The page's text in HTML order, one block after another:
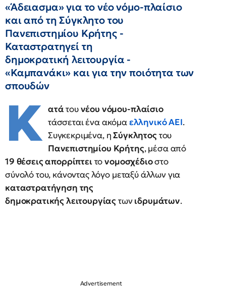
«Άδειασμα» για το νέο νόμο-πλαίσιο
και από τη Σύγκλητο του
Πανεπιστημίου Κρήτης -
Καταστρατηγεί τη
δημοκρατική λειτουργία -
«Καμπανάκι» και για την ποιότητα των
σπουδών
Κ ατάτουνέου νόμου-πλαίσιο
τάσσεται ένα ακόμαελληνικόΑΕΙ.
Συγκεκριμένα, ηΣύγκλητοςτου
Πανεπιστημίου Κρήτης, μέσα από
19 θέσειςαπορρίπτειτονομοσχέδιοστο
σύνολό του, κάνοντας λόγο μεταξύ άλλων για
καταστρατήγηση της
δημοκρατικής λειτουργίαςτωνιδρυμάτων.